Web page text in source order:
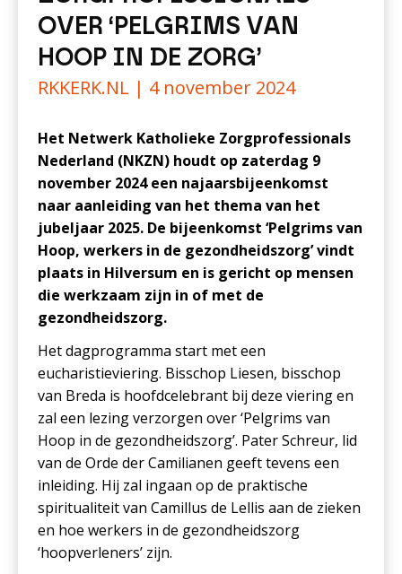
OVER ‘PELGRIMS VAN
HOOP IN DE ZORG’
RKKERK.NL | 4 november 2024
Het Netwerk Katholieke Zorgprofessionals
Nederland (NKZN) houdt op zaterdag 9
november 2024 een najaarsbijeenkomst
naar aanleiding van het thema van het
jubeljaar 2025. De bijeenkomst ‘Pelgrims van
Hoop, werkers in de gezondheidszorg’ vindt
plaats in Hilversum en is gericht op mensen
die werkzaam zijn in of met de
gezondheidszorg.
Het dagprogramma start met een
eucharistieviering. Bisschop Liesen, bisschop
van Breda is hoofdcelebrant bij deze viering en
zal een lezing verzorgen over ‘Pelgrims van
Hoop in de gezondheidszorg’. Pater Schreur, lid
van de Orde der Camilianen geeft tevens een
inleiding. Hij zal ingaan op de praktische
spiritualiteit van Camillus de Lellis aan de zieken
en hoe werkers in de gezondheidszorg
‘hoopverleners’ zijn.